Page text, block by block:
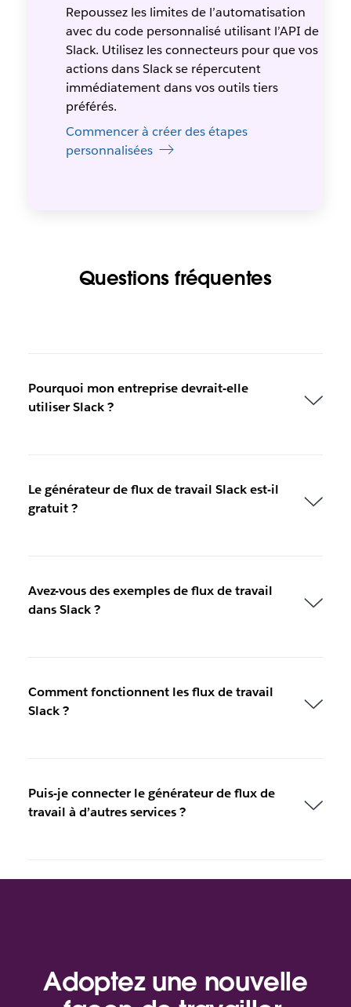
Repoussez les limites de l’automatisation
avec du code personnalisé utilisant l’API de
Slack. Utilisez les connecteurs pour que vos
actions dans Slack se répercutent
immédiatement dans vos outils tiers
préférés.
Commencer à créer des étapes
personnalisées
Questions fréquentes
Pourquoi mon entreprise devrait-elle
utiliser Slack ?
Le générateur de flux de travail Slack est-il
gratuit ?
Avez-vous des exemples de flux de travail
dans Slack ?
Comment fonctionnent les flux de travail
Slack ?
Puis-je connecter le générateur de flux de
travail à d’autres services ?
Adoptez une nouvelle